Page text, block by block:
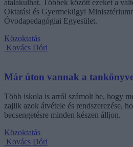
átalakulhat. Többek között ezeket a
Oktatási és Gyermekügyi
Óvodapedagógiai Egyesület.
Közoktatás
Kovács Dóri
Már úton vannak a
Több iskola is arról számolt be, hogy
zajlik azok átvétele és rendszerezése,
becsengetésre minden készen álljon.
Közoktatás
Kovács Dóri